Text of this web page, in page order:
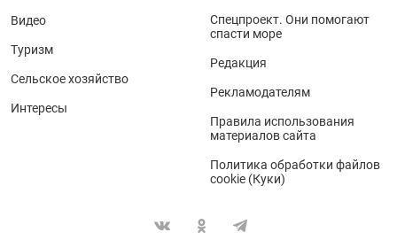
Видео
Туризм
Сельское хозяйство
Интересы
Спецпроект. Они помогают
спасти море
Редакция
Рекламодателям
Правила использования
материалов сайта
Политика обработки файлов
cookie (Куки)